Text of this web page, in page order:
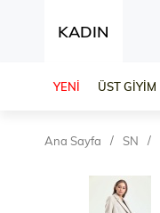
KADIN
YENİ ÜST GİYİM
Ana Sayfa SN